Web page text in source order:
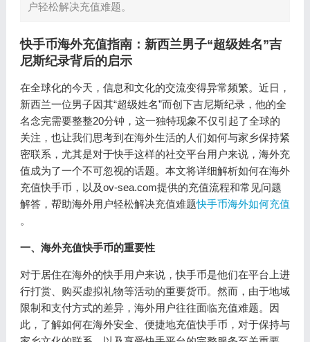
户轻松解决充值难题。
快手币海外充值指南：新西兰男子“超级姓名”吉
尼斯纪录背后的启示
在全球化的今天，信息和文化的交流变得异常频繁。近日，
新西兰一位男子因其“超级姓名”而创下吉尼斯纪录，他的全
名念完需要整整20分钟，这一独特现象不仅引起了全球的
关注，也让我们思考到在海外生活的人们如何与家乡保持紧
密联系，尤其是对于快手这样的社交平台用户来说，海外充
值成为了一个不可忽视的话题。本文将详细解析如何在海外
充值快手币，以及ov-sea.com提供的充值流程和常见问题
解答，帮助海外用户轻松解决充值难题快手币海外如何充值
。
一、海外充值快手币的重要性
对于居住在海外的快手用户来说，快手币是他们在平台上进
行打赏、购买虚拟礼物等活动的重要货币。然而，由于地域
限制和支付方式的差异，海外用户往往面临充值难题。因
此，了解如何在海外安全、便捷地充值快手币，对于保持与